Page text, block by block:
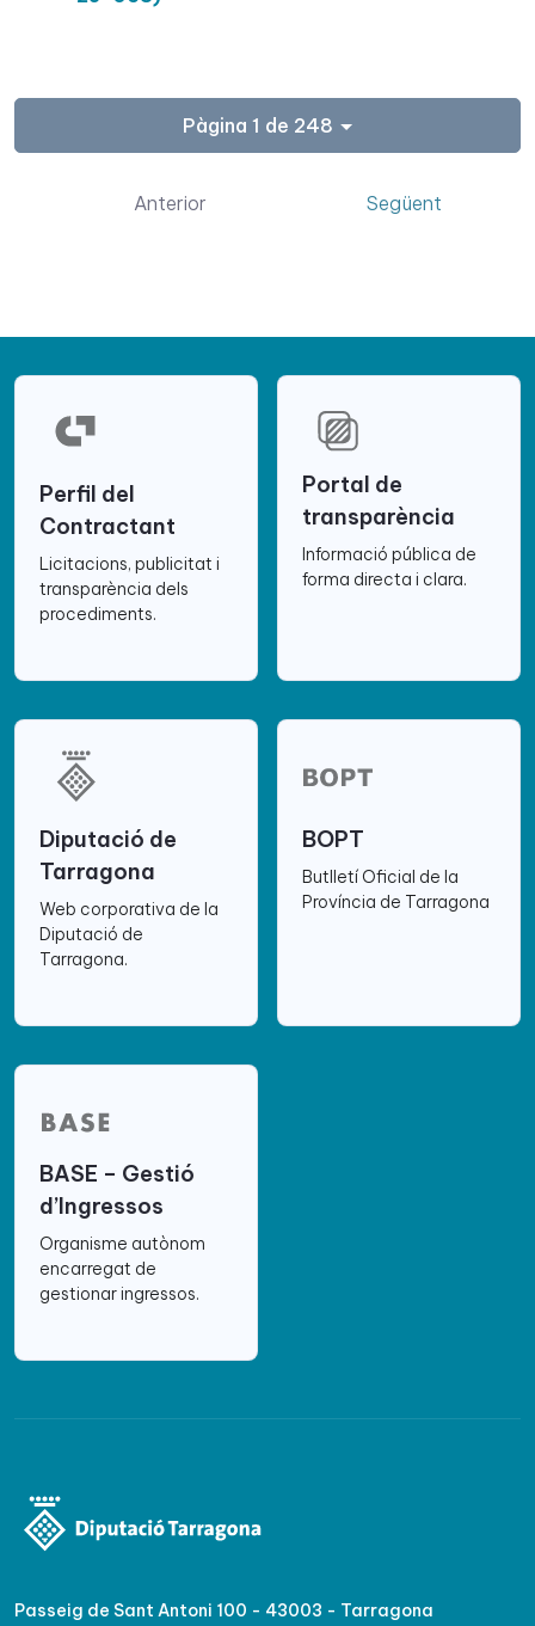
Pàgina 1 de 248
Anterior Següent
Perfil del
Contractant
Licitacions, publicitat i
transparència dels
procediments.
Portal de
transparència
Informació pública de
forma directa i clara.
Diputació de
Tarragona
Web corporativa de la
Diputació de
Tarragona.
BOPT
Butlletí Oficial de la
Província de Tarragona
BASE – Gestió
d’Ingressos
Organisme autònom
encarregat de
gestionar ingressos.
Passeig de Sant Antoni 100 - 43003 - Tarragona